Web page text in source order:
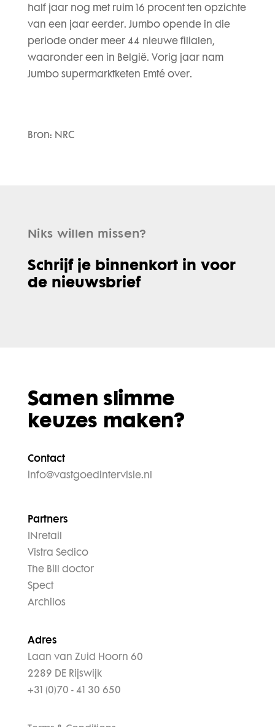
half jaar nog met ruim 16 procent ten opzichte
van een jaar eerder. Jumbo opende in die
periode onder meer 44 nieuwe filialen,
waaronder een in België. Vorig jaar nam
Jumbo supermarktketen Emté over.
Bron: NRC
Niks willen missen?
Schrijf je binnenkort in voor
de nieuwsbrief
Samen slimme
keuzes maken?
Contact
info@vastgoedintervisie.nl
Partners
INretail
Vistra Sedico
The Bill doctor
Spect
Archilos
Adres
Laan van Zuid Hoorn 60
2289 DE Rijswijk
+31 (0)70 - 41 30 650